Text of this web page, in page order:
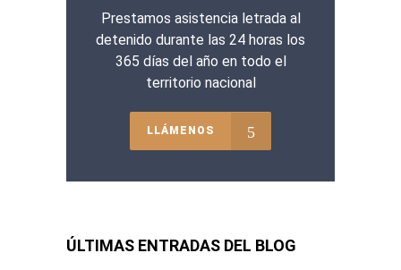
Prestamos asistencia letrada al
detenido durante las 24 horas los
365 días del año en todo el
territorio nacional
LLÁMENOS
ÚLTIMAS ENTRADAS DEL BLOG